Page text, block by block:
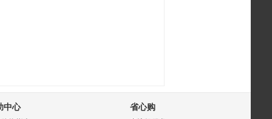
中心 省心购